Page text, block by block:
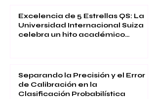
Excelencia de 5 Estrellas QS: La
Universidad Internacional Suiza
celebra un hito académico
Separando la Precisión y el Error
de Calibración en la
Clasificación Probabilística